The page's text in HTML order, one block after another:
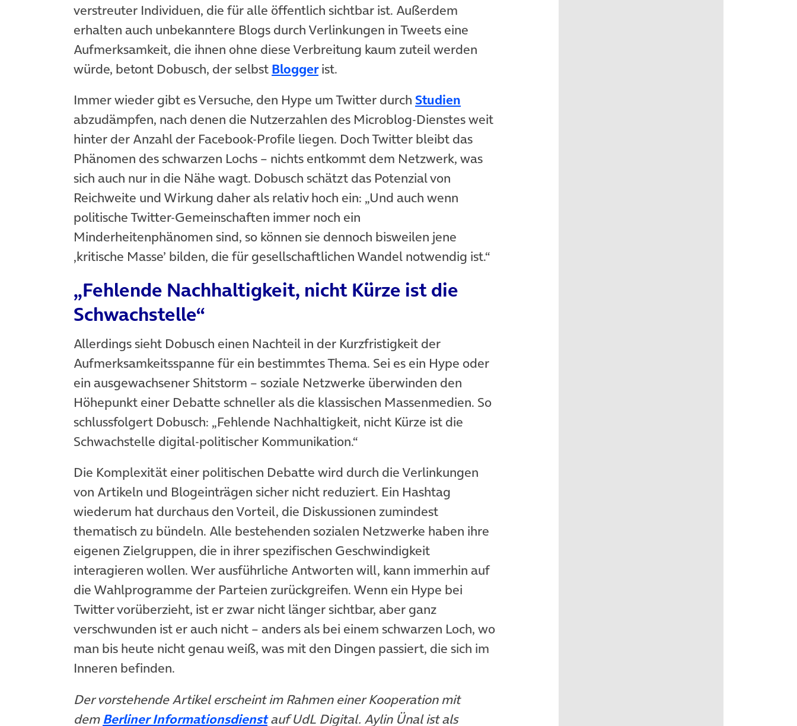
verstreuter Individuen, die für alle öffentlich sichtbar ist. Außerdem
erhalten auch unbekanntere Blogs durch Verlinkungen in Tweets eine
Aufmerksamkeit, die ihnen ohne diese Verbreitung kaum zuteil werden
würde, betont Dobusch, der selbst Bloggerist.
Immer wieder gibt es Versuche, den Hype um Twitter durch Studien
abzudämpfen, nach denen die Nutzerzahlen des Microblog-Dienstes weit
hinter der Anzahl der Facebook-Profile liegen. Doch Twitter bleibt das
Phänomen des schwarzen Lochs – nichts entkommt dem Netzwerk, was
sich auch nur in die Nähe wagt. Dobusch schätzt das Potenzial von
Reichweite und Wirkung daher als relativ hoch ein: „Und auch wenn
politische Twitter-Gemeinschaften immer noch ein
Minderheitenphänomen sind, so können sie dennoch bisweilen jene
‚kritische Masse’ bilden, die für gesellschaftlichen Wandel notwendig ist.“
„Fehlende Nachhaltigkeit, nicht Kürze ist die
Schwachstelle“
Allerdings sieht Dobusch einen Nachteil in der Kurzfristigkeit der
Aufmerksamkeitsspanne für ein bestimmtes Thema. Sei es ein Hype oder
ein ausgewachsener Shitstorm – soziale Netzwerke überwinden den
Höhepunkt einer Debatte schneller als die klassischen Massenmedien. So
schlussfolgert Dobusch: „Fehlende Nachhaltigkeit, nicht Kürze ist die
Schwachstelle digital-politischer Kommunikation.“
Die Komplexität einer politischen Debatte wird durch die Verlinkungen
von Artikeln und Blogeinträgen sicher nicht reduziert. Ein Hashtag
wiederum hat durchaus den Vorteil, die Diskussionen zumindest
thematisch zu bündeln. Alle bestehenden sozialen Netzwerke haben ihre
eigenen Zielgruppen, die in ihrer spezifischen Geschwindigkeit
interagieren wollen. Wer ausführliche Antworten will, kann immerhin auf
die Wahlprogramme der Parteien zurückgreifen. Wenn ein Hype bei
Twitter vorüberzieht, ist er zwar nicht länger sichtbar, aber ganz
verschwunden ist er auch nicht – anders als bei einem schwarzen Loch, wo
man bis heute nicht genau weiß, was mit den Dingen passiert, die sich im
Inneren befinden.
Der vorstehende Artikel erscheint im Rahmen einer Kooperation mit
demBerliner Informationsdienstauf UdL Digital. Aylin Ünal ist als